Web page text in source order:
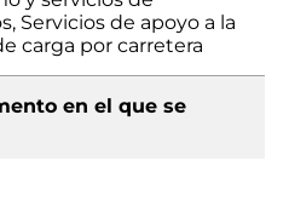
Servicios de apoyo a la
carga por carretera
en el que se